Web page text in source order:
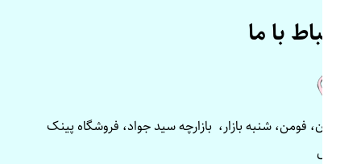
ارتباط با ما
گیلان، فومن، شنبه بازار، بازارچه سید جواد، فروشگاه پینک
پلاس